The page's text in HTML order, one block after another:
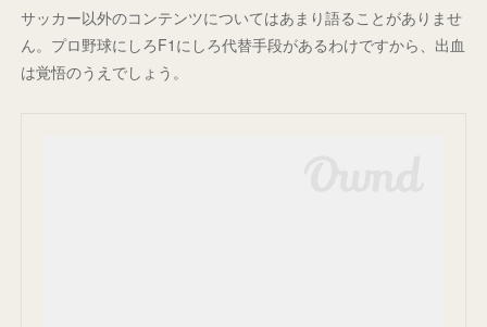
サッカー以外のコンテンツについてはあまり語ることがありませ
ん。プロ野球にしろF1にしろ代替手段があるわけですから、出血
は覚悟のうえでしょう。